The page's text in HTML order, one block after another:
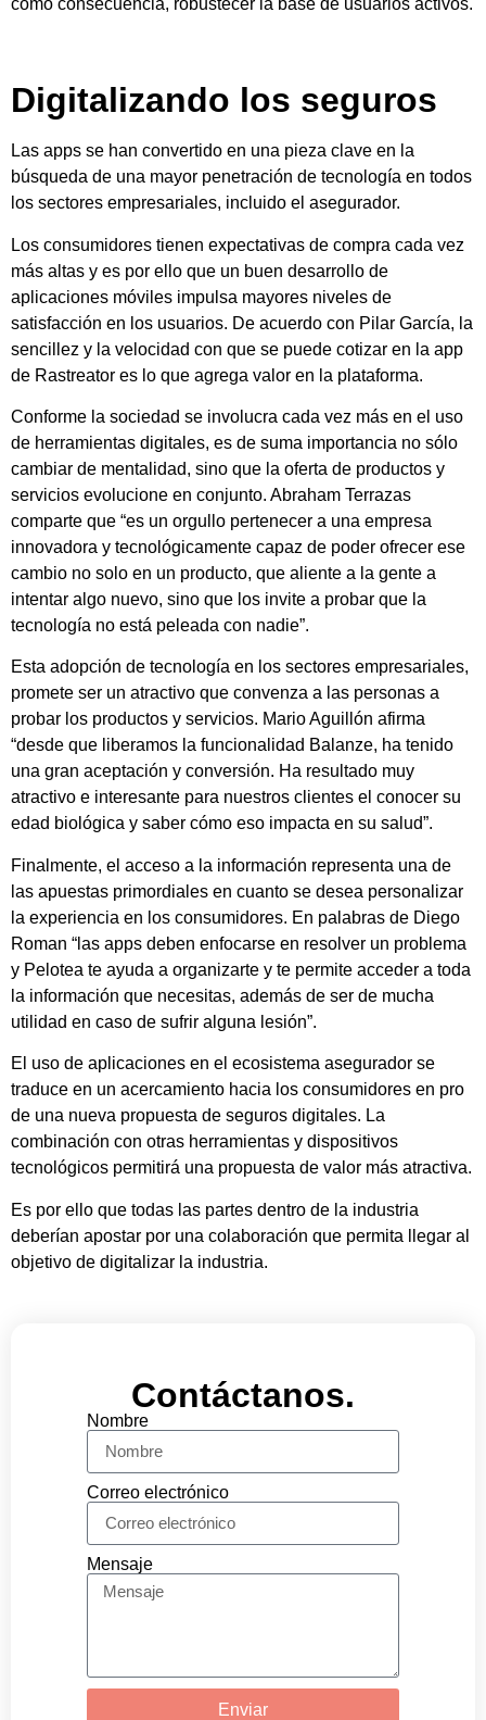
Digitalizando los seguros
Las apps se han convertido en una pieza clave en la
búsqueda de una mayor penetración de tecnología en todos
los sectores empresariales, incluido el asegurador.
Los consumidores tienen expectativas de compra cada vez
más altas y es por ello que un buen desarrollo de
aplicaciones móviles impulsa mayores niveles de
satisfacción en los usuarios. De acuerdo con Pilar García, la
sencillez y la velocidad con que se puede cotizar en la app
de Rastreator es lo que agrega valor en la plataforma.
Conforme la sociedad se involucra cada vez más en el uso
de herramientas digitales, es de suma importancia no sólo
cambiar de mentalidad, sino que la oferta de productos y
servicios evolucione en conjunto. Abraham Terrazas
comparte que “es un orgullo pertenecer a una empresa
innovadora y tecnológicamente capaz de poder ofrecer ese
cambio no solo en un producto, que aliente a la gente a
intentar algo nuevo, sino que los invite a probar que la
tecnología no está peleada con nadie”.
Esta adopción de tecnología en los sectores empresariales,
promete ser un atractivo que convenza a las personas a
probar los productos y servicios. Mario Aguillón afirma
“desde que liberamos la funcionalidad Balanze, ha tenido
una gran aceptación y conversión. Ha resultado muy
atractivo e interesante para nuestros clientes el conocer su
edad biológica y saber cómo eso impacta en su salud”.
Finalmente, el acceso a la información representa una de
las apuestas primordiales en cuanto se desea personalizar
la experiencia en los consumidores. En palabras de Diego
Roman “las apps deben enfocarse en resolver un problema
y Pelotea te ayuda a organizarte y te permite acceder a toda
la información que necesitas, además de ser de mucha
utilidad en caso de sufrir alguna lesión”.
El uso de aplicaciones en el ecosistema asegurador se
traduce en un acercamiento hacia los consumidores en pro
de una nueva propuesta de seguros digitales. La
combinación con otras herramientas y dispositivos
tecnológicos permitirá una propuesta de valor más atractiva.
Es por ello que todas las partes dentro de la industria
deberían apostar por una colaboración que permita llegar al
objetivo de digitalizar la industria.
Contáctanos.
Nombre
Correo electrónico
Mensaje
Enviar